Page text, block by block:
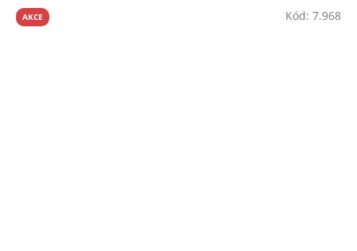
AKCE Kód: 7.968